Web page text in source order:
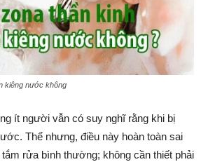
kiêng nước không
ít người vẫn có suy nghĩ rằng khi bị
Thế nhưng, điều này hoàn toàn sai
rửa bình thường; không cần thiết phải